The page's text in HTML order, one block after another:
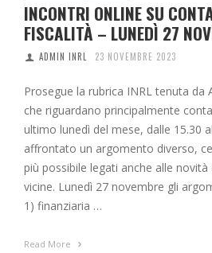
INCONTRI ONLINE SU
FISCALITÀ – LUNEDÌ 27
ADMIN INRL 23 NOVEMBRE 2023
Prosegue la rubrica INRL tenuta da
che riguardano principalmente
ultimo lunedì del mese, dalle 15.30
affrontato un argomento diverso,
più possibile legati anche alle
vicine. Lunedì 27 novembre gli
1) finanziaria …
Read More